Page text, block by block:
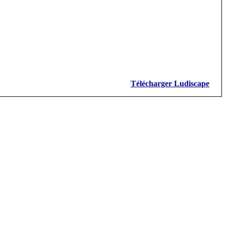
Télécharger Ludiscape